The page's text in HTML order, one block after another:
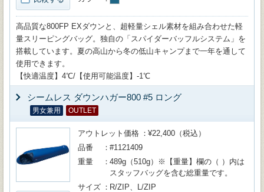
高品質な800FP EXダウンと、超軽量シェル素材を組み合わせた軽
量スリーピングバッグ。独自の「スパイダーバッフルシステム」を
搭載しています。夏の高山から冬の低山キャンプまで一年を通して
使用できます。
【快適温度】4℃/【使用可能温度】-1℃
シームレス ダウンハガー800 #5 ロング
男女兼用 OUTLET
アウトレット価格
¥22,400（税込）
品番
#1121409
重量
489g（510g）※【重量】欄の（ ）内は
スタッフバッグを含む総重量です。
サイズ
R/ZIP、L/ZIP